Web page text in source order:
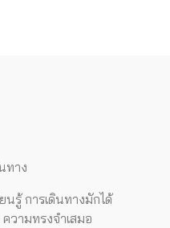
ทาง
นรู้ การเดินทางมักได้
วามทรงจำเสมอ